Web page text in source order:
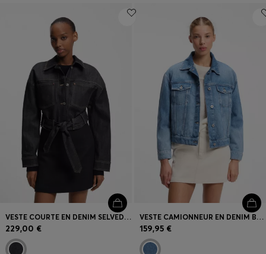
VESTE COURTE EN DENIM SELVEDGE JAPONAIS
229,00 €
VESTE CAMIONNEUR EN DENIM BLEU
159,95 €